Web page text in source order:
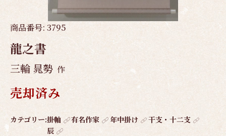
商品番号: 3795
龍之書
三輪 晁勢 作
売却済み
作
カテゴリー:掛軸 有名作家 年中掛け
干支・十二支
辰